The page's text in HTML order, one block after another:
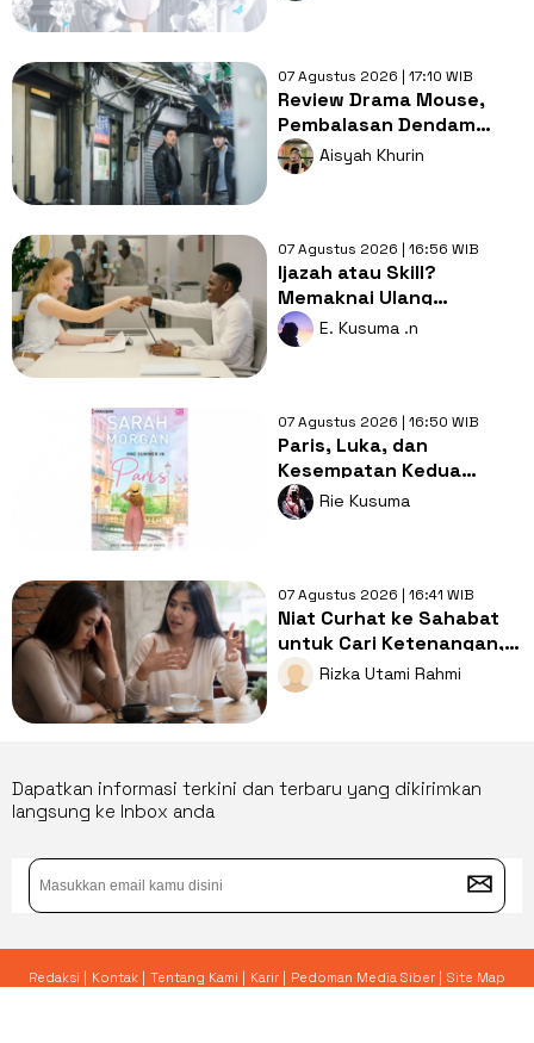
07 Agustus 2026 | 17:10 WIB
Review Drama Mouse,
Pembalasan Dendam
yang Menguak Sisi Kelam
Manusia
Aisyah Khurin
07 Agustus 2026 | 16:56 WIB
Ijazah atau Skill?
Memaknai Ulang
Kemerdekaan Pendidikan
bagi Gen Z
E. Kusuma .n
07 Agustus 2026 | 16:50 WIB
Paris, Luka, dan
Kesempatan Kedua
dalam Satu Musim Panas
di Paris
Rie Kusuma
07 Agustus 2026 | 16:41 WIB
Niat Curhat ke Sahabat
untuk Cari Ketenangan,
Ujungnya Malah Jadi Adu
Nasib
Rizka Utami Rahmi
Dapatkan informasi terkini dan terbaru yang dikirimkan
langsung ke Inbox anda
Redaksi | Kontak | Tentang Kami | Karir | Pedoman Media Siber | Site Map